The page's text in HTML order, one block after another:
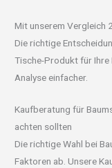
Mit unserem Vergleich
Die richtige
Tische-Produkt für
Analyse einfacher.
Kaufberatung für
achten sollten
Die richtige Wahl bei
Faktoren ab. Unsere